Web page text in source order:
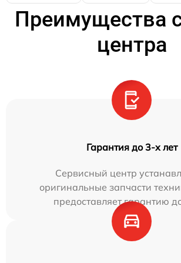
Преимущества
центра
Гарантия до 3-х лет
Сервисный центр
оригинальные запчасти
предоставляет гарантию